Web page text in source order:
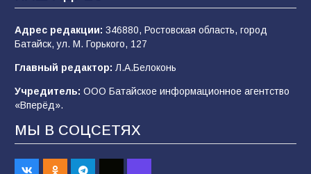
109 03.08.2026
В детском саду № 35 дети освоили
строительные профессии в ходе
спортивного праздника
92
Батайским спортсменам вручили награды
Адрес редакции: 346880, Ростовская область, город
Батайск, ул. М. Горького, 127
Главный редактор: Л.А.Белоконь
Учредитель: ООО Батайское информационное агентство
«Вперёд».
МЫ В СОЦСЕТЯХ